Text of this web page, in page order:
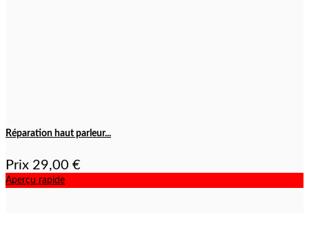
Réparation haut parleur...
Prix 29,00 €
Aperçu rapide